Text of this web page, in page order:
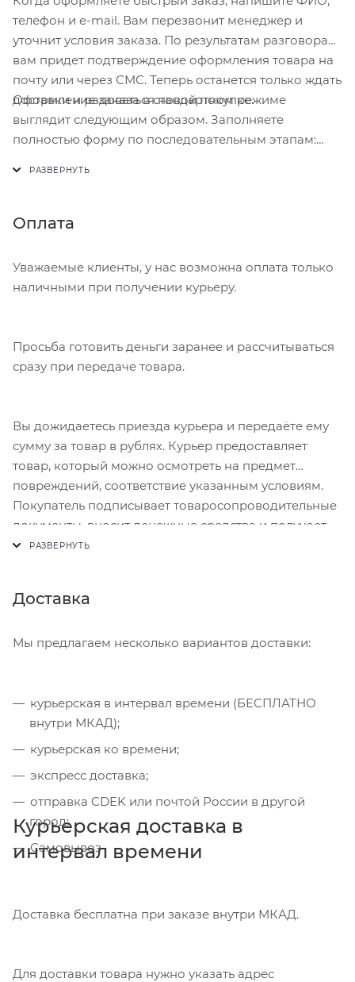
телефон и e-mail. Вам перезвонит менеджер и
уточнит условия заказа. По результатам разговора
вам придет подтверждение оформления товара на
почту или через СМС. Теперь останется только ждать
доставки и радоваться новой покупке.
Оформление заказа в стандартном режиме
выглядит следующим образом. Заполняете
полностью форму по последовательным этапам:
Нажмите кнопку «Оформить заказ».
Оплата
Уважаемые клиенты, у нас возможна оплата только
наличными при получении курьеру.
Просьба готовить деньги заранее и рассчитываться
сразу при передаче товара.
Вы дожидаетесь приезда курьера и передаёте ему
сумму за товар в рублях. Курьер предоставляет
товар, который можно осмотреть на предмет
повреждений, соответствие указанным условиям.
Покупатель подписывает товаросопроводительные
документы, вносит денежные средства и получает
чек.
Доставка
Мы предлагаем несколько вариантов доставки:
курьерская в интервал времени (БЕСПЛАТНО
внутри МКАД);
курьерская ко времени;
экспресс доставка;
отправка CDEK или почтой России в другой
город;
Самовывоз
Курьерская доставка в
интервал времени
Доставка бесплатна при заказе внутри МКАД.
Для доставки товара нужно указать адрес